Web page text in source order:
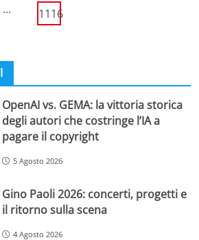
... 1116
OpenAI vs. GEMA: la vittoria storica
degli autori che costringe l’IA a
pagare il copyright
5 Agosto 2026
Gino Paoli 2026: concerti, progetti e
il ritorno sulla scena
4 Agosto 2026